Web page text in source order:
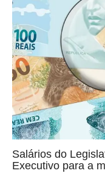
Salários do
Executivo para a